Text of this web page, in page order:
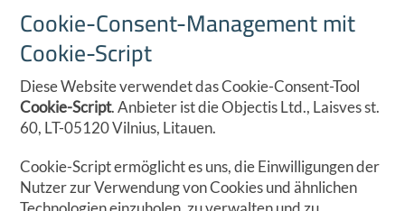
Cookie-Consent-Management mit
Cookie-Script
Diese Website verwendet das Cookie-Consent-Tool
Cookie-Script. Anbieter ist die Objectis Ltd., Laisves st.
60, LT-05120 Vilnius, Litauen.
Cookie-Script ermöglicht es uns, die Einwilligungen der
Nutzer zur Verwendung von Cookies und ähnlichen